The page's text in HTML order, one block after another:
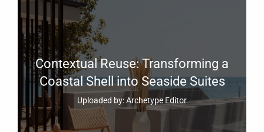
Contextual Reuse: Transforming a
Coastal Shell into Seaside Suites
Uploaded by: Archetype Editor